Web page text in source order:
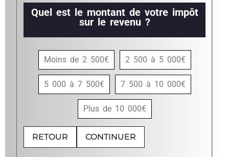
Quel est le montant de votre impôt
sur le revenu ?
Moins de 2 500€ 2 500 à 5 000€
5 000 à 7 500€ 7 500 à 10 000€
Plus de 10 000€
RETOUR CONTINUER